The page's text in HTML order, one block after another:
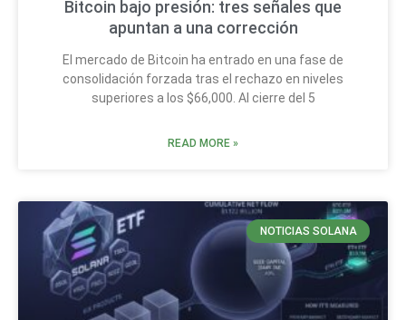
Bitcoin bajo presión: tres señales que
apuntan a una corrección
El mercado de Bitcoin ha entrado en una fase de
consolidación forzada tras el rechazo en niveles
superiores a los $66,000. Al cierre del 5
READ MORE »
NOTICIAS SOLANA